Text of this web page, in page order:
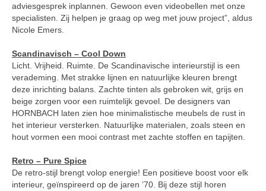
adviesgesprek inplannen. Gewoon even videobellen met onze
specialisten. Zij helpen je graag op weg met jouw project”, aldus
Nicole Emers.
Scandinavisch – Cool Down
Licht. Vrijheid. Ruimte. De Scandinavische interieurstijl is een
verademing. Met strakke lijnen en natuurlijke kleuren brengt
deze inrichting balans. Zachte tinten als gebroken wit, grijs en
beige zorgen voor een ruimtelijk gevoel. De designers van
HORNBACH laten zien hoe minimalistische meubels de rust in
het interieur versterken. Natuurlijke materialen, zoals steen en
hout vormen een mooi contrast met zachte stoffen en tapijten.
Retro – Pure Spice
De retro-stijl brengt volop energie! Een positieve boost voor elk
interieur, geïnspireerd op de jaren ’70. Bij deze stijl horen